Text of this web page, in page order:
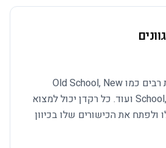
היפ הופ כולל סגנונות רבים כמו Old School, New
School, Krumping, Popping ועוד. כל רקדן יכול למצוא
ולפתח את הכישורים שלו בכיוון